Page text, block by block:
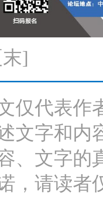
]
仅代表作
文字和内
、文字的
，请读者